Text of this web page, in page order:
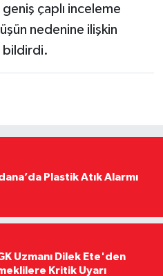
çaplı inceleme
nedenine ilişkin
bildirdi.
Plastik Atık Alarmı
Uzmanı Dilek Ete'den
Kritik Uyarı